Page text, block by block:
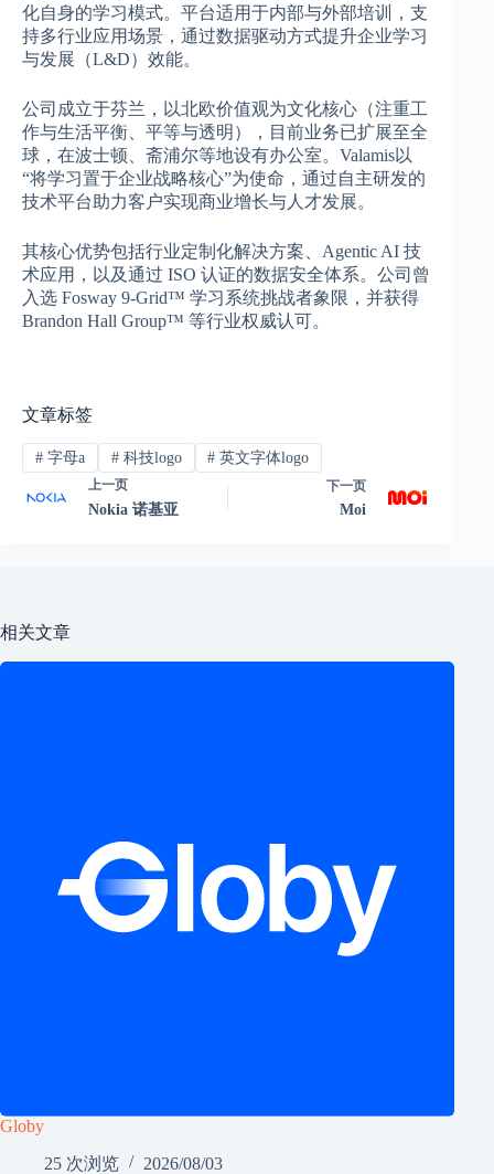
化自身的学习模式。平台适用于内部与外部培训，支
持多行业应用场景，通过数据驱动方式提升企业学习
与发展（L&D）效能。
公司成立于芬兰，以北欧价值观为文化核心（注重工
作与生活平衡、平等与透明），目前业务已扩展至全
球，在波士顿、斋浦尔等地设有办公室。Valamis以
“将学习置于企业战略核心”为使命，通过自主研发的
技术平台助力客户实现商业增长与人才发展。
其核心优势包括行业定制化解决方案、Agentic AI 技
术应用，以及通过 ISO 认证的数据安全体系。公司曾
入选 Fosway 9-Grid™ 学习系统挑战者象限，并获得
Brandon Hall Group™ 等行业权威认可。
文章标签
#字母a #科技logo # 英文字体logo
上一页
Nokia 诺基亚
下一页
Moi
相关文章
Globy
25 次浏览
2026/08/03